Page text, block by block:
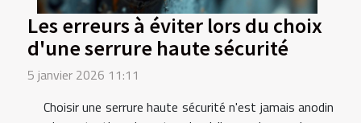
Les erreurs à éviter lors du choix
d'une serrure haute sécurité
5 janvier 2026 11:11
Choisir une serrure haute sécurité n'est jamais anodin